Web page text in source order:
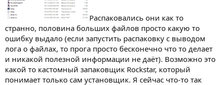
Распаковались они как то
странно, половина больших файлов просто какую то
ошибку выдало (если запустить распаковку с выводом
лога о файлах, то прога просто бесконечно что то делает
и никакой полезной информации не даёт). Возможно это
какой то кастомный запаковщик Rockstar, который
понимает только сам установщик. Я сейчас что-то так